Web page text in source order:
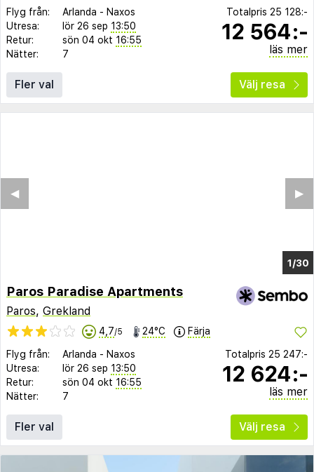
Flyg från: Arlanda - Naxos
Utresa:
lör 26 sep 13:50
Retur:
sön 04 okt 16:55
Nätter:
7
Totalpris 25 128:-
12 564:-
läs mer
Fler val Välj resa
1/26
▶︎
◀︎
Paros Paradise Apartments
Paros, Grekland
4,7/5 24°C Färja
Flyg från: Arlanda - Naxos
Utresa:
lör 26 sep 13:50
Retur:
sön 04 okt 16:55
Nätter:
7
Totalpris 25 247:-
12 624:-
läs mer
Fler val Välj resa